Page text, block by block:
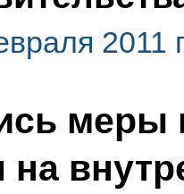
2011
меры
на